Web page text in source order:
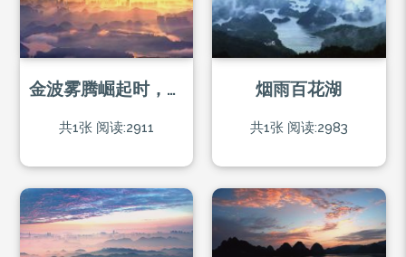
金波雾腾崛起时，百花观山遥呼应
共1张 阅读:2911
烟雨百花湖
共1张 阅读:2983